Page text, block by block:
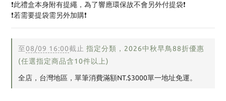
❗此禮盒本身附有提繩，為了響應環保故不會另外付提袋❗
❗若需要提袋需另外加購❗
至08/09 16:00截止 指定分類，2026中秋早鳥88折優惠
(任選指定商品含10件以上)
全店，台灣地區，單筆消費滿額NT.$3000單一地址免運。